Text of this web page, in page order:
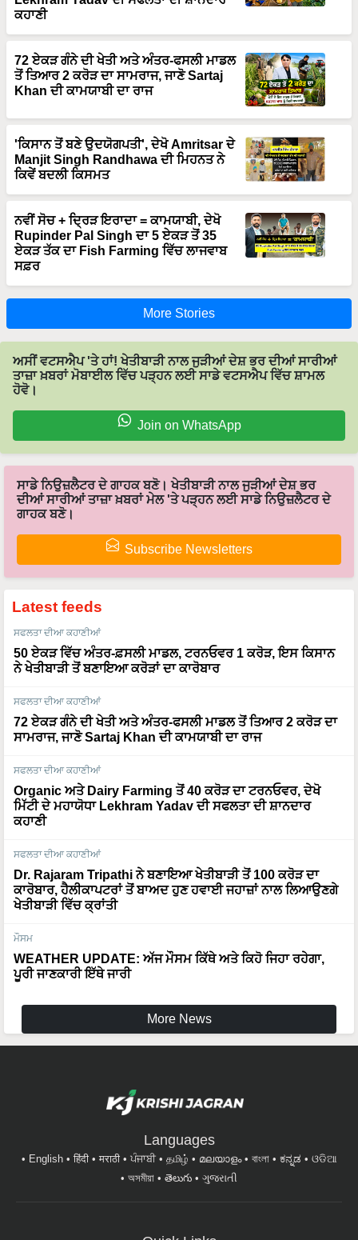
72 ਏਕੜ ਗੰਨੇ ਦੀ ਖੇਤੀ ਅਤੇ ਅੰਤਰ-ਫਸਲੀ ਮਾਡਲ
ਤੋਂ ਤਿਆਰ 2 ਕਰੋੜ ਦਾ ਸਾਮਰਾਜ, ਜਾਣੋ Sartaj
Khan ਦੀ ਕਾਮਯਾਬੀ ਦਾ ਰਾਜ
'ਕਿਸਾਨ ਤੋਂ ਬਣੇ ਉਦਯੋਗਪਤੀ', ਦੇਖੋ Amritsar ਦੇ
Manjit Singh Randhawa ਦੀ ਮਿਹਨਤ ਨੇ
ਕਿਵੇਂ ਬਦਲੀ ਕਿਸਮਤ
ਨਵੀਂ ਸੋਚ + ਦ੍ਰਿੜ ਇਰਾਦਾ = ਕਾਮਯਾਬੀ, ਦੇਖੋ
Rupinder Pal Singh ਦਾ 5 ਏਕੜ ਤੋਂ 35
ਏਕੜ ਤੱਕ ਦਾ Fish Farming ਵਿੱਚ ਲਾਜਵਾਬ
ਸਫ਼ਰ
More Stories
ਤਾਜ਼ਾ ਖ਼ਬਰਾਂ ਮੋਬਾਈਲ ਵਿੱਚ ਪੜ੍ਹਨ ਲਈ ਸਾਡੇ ਵਟਸਐਪ ਵਿੱਚ ਸ਼ਾਮਲ
ਹੋਵੋ।
ਦੀਆਂ ਸਾਰੀਆਂ ਤਾਜ਼ਾ ਖ਼ਬਰਾਂ ਮੇਲ 'ਤੇ ਪੜ੍ਹਨ ਲਈ ਸਾਡੇ ਨਿਉਜ਼ਲੈਟਰ ਦੇ
ਗਾਹਕ ਬਣੋ।
Latest feeds
ਸਫਲਤਾ ਦੀਆ ਕਹਾਣੀਆਂ
50 ਏਕੜ ਵਿੱਚ ਅੰਤਰ-ਫ਼ਸਲੀ ਮਾਡਲ, ਟਰਨਓਵਰ 1 ਕਰੋੜ, ਇਸ ਕਿਸਾਨ
ਨੇ ਖੇਤੀਬਾੜੀ ਤੋਂ ਬਣਾਇਆ ਕਰੋੜਾਂ ਦਾ ਕਾਰੋਬਾਰ
72 ਏਕੜ ਗੰਨੇ ਦੀ ਖੇਤੀ ਅਤੇ ਅੰਤਰ-ਫਸਲੀ ਮਾਡਲ ਤੋਂ ਤਿਆਰ 2 ਕਰੋੜ ਦਾ
ਸਾਮਰਾਜ, ਜਾਣੋ Sartaj Khan ਦੀ ਕਾਮਯਾਬੀ ਦਾ ਰਾਜ
ਸਫਲਤਾ ਦੀਆ ਕਹਾਣੀਆਂ
Organic ਅਤੇ Dairy Farming ਤੋਂ 40 ਕਰੋੜ ਦਾ ਟਰਨਓਵਰ, ਦੇਖੋ
ਮਿੱਟੀ ਦੇ ਮਹਾਯੋਧਾ Lekhram Yadav ਦੀ ਸਫਲਤਾ ਦੀ ਸ਼ਾਨਦਾਰ
ਕਹਾਣੀ
Dr. Rajaram Tripathi ਨੇ ਬਣਾਇਆ ਖੇਤੀਬਾੜੀ ਤੋਂ 100 ਕਰੋੜ ਦਾ
ਕਾਰੋਬਾਰ, ਹੈਲੀਕਾਪਟਰਾਂ ਤੋਂ ਬਾਅਦ ਹੁਣ ਹਵਾਈ ਜਹਾਜ਼ਾਂ ਨਾਲ ਲਿਆਉਣਗੇ
ਖੇਤੀਬਾੜੀ ਵਿੱਚ ਕ੍ਰਾਂਤੀ
WEATHER UPDATE: ਅੱਜ ਮੌਸਮ ਕਿੱਥੇ ਅਤੇ ਕਿਹੋ ਜਿਹਾ ਰਹੇਗਾ,
ਪੰਜਾਬੀ தமிழ் മലയാളം
অসমীয়া
తెలుగు ગુજરાતી
ਸੇਹਤ ਅਤੇ ਜੀਵਨ ਸ਼ੈਲੀ ਬਾਗਵਾਨੀ